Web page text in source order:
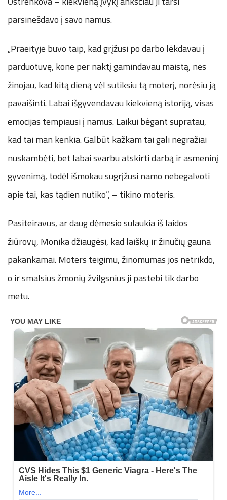
parsinešdavo į savo namus.
„Praeityje buvo taip, kad grįžusi po darbo lėkdavau į
parduotuvę, kone per naktį gamindavau maistą, nes
žinojau, kad kitą dieną vėl sutiksiu tą moterį, norėsiu ją
pavaišinti. Labai išgyvendavau kiekvieną istoriją, visas
emocijas tempiausi į namus. Laikui bėgant supratau,
kad tai man kenkia. Galbūt kažkam tai gali negražiai
nuskambėti, bet labai svarbu atskirti darbą ir asmeninį
gyvenimą, todėl išmokau sugrįžusi namo nebegalvoti
apie tai, kas tądien nutiko“, – tikino moteris.
Pasiteiravus, ar daug dėmesio sulaukia iš laidos
žiūrovų, Monika džiaugėsi, kad laiškų ir žinučių gauna
pakankamai. Moters teigimu, žinomumas jos netrikdo,
o ir smalsius žmonių žvilgsnius ji pastebi tik darbo
metu.